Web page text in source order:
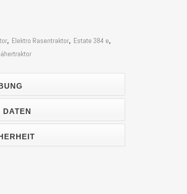
, Elektro Rasentraktor, Estate 384 e,
DATEN